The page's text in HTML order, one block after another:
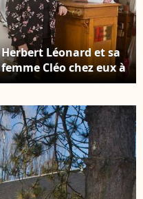
Herbert Léonard et sa
femme Cléo chez eux à
Barbizon, en 2016.